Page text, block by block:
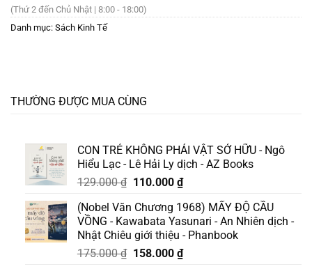
(Thứ 2 đến Chủ Nhật | 8:00 - 18:00)
Danh mục: Sách Kinh Tế
THƯỜNG ĐƯỢC MUA CÙNG
CON TRẺ KHÔNG PHẢI VẬT SỞ HỮU - Ngô
Hiểu Lạc - Lê Hải Ly dịch - AZ Books
129.000₫ Giá
là:
129.000 ₫.
110.000 ₫Giá
tại
là:
110.000 ₫.
(Nobel Văn Chương 1968) MẤY ĐỘ CẦU
VỒNG - Kawabata Yasunari - An Nhiên dịch -
Nhật Chiêu giới thiệu - Phanbook
175.000₫ Giá
158.000 ₫Giá